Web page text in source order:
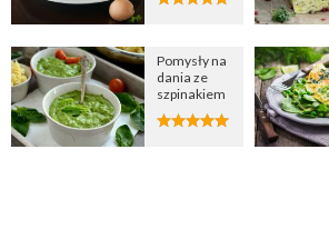
Pomysły na
dania ze
szpinakiem